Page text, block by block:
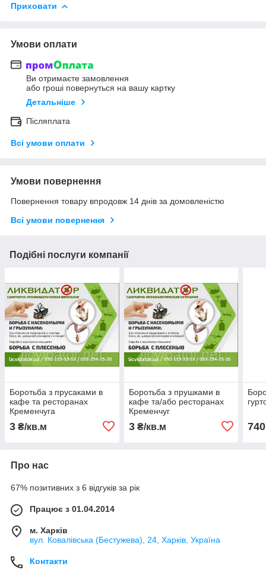
Приховати
Умови оплати
Ви отримаєте замовлення
або гроші повернуться на вашу картку
Детальніше
Післяплата
Всі умови оплати
Умови повернення
Повернення товару впродовж 14 днів за домовленістю
Всі умови повернення
Подібні послуги компанії
Боротьба з прусаками в
кафе та ресторанах
Кременчуга
3 ₴/кв.м
Боротьба з прушками в
кафе та/або ресторанах
Кременчуг
3₴/кв.м 740
Про нас
67% позитивних з 6 відгуків за рік
Працює з 01.04.2014
м. Харків
вул. Ковалівська (Бестужева), 24, Харків, Україна
Контакти